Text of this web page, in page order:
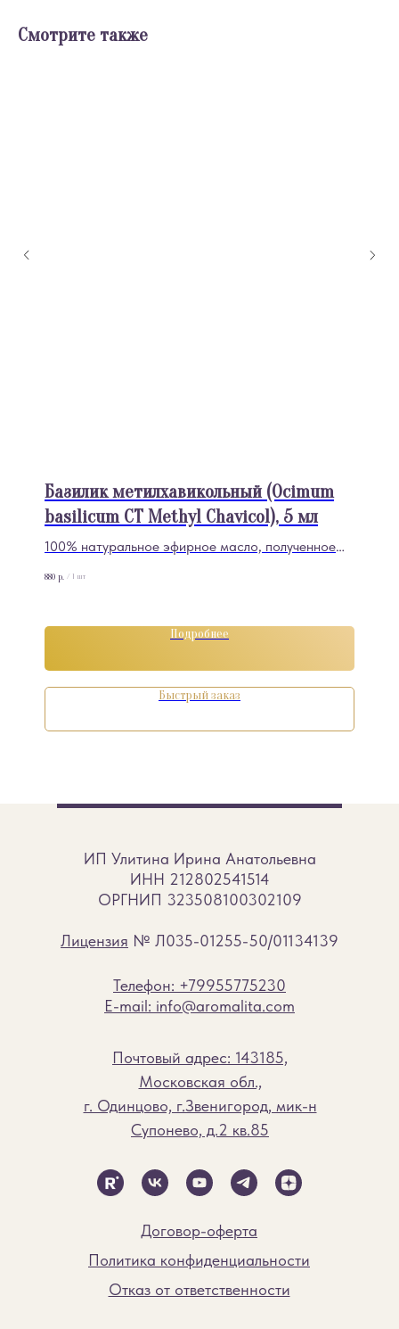
Смотрите также
Базилик метилхавикольный (Ocimum
basilicum CT Methyl Chavicol), 5 мл
100% натуральное эфирное масло, полученное
(метилхавикола), что определяет его
свойства.
880 р. / 1 шт
Подробнее
Быстрый заказ
ИП Улитина Ирина Анатольевна
ИНН 212802541514
ОРГНИП 323508100302109
Лицензия № Л035-01255-50/01134139
Договор-оферта
Политика конфиденциальности
Отказ от ответственности
Телефон: +79955775230
E-mail: info@aromalita.com
Почтовый адрес: 143185,
Московская обл.,
г. Одинцово, г.Звенигород, мик-н
Супонево, д.2 кв.85